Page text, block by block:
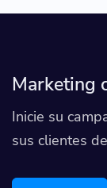
Marketing
Inicie su
sus clientes